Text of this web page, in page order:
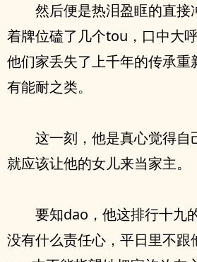
然后便是热泪盈眶的直接
着牌位磕了几个tou，口中大
他们家丢失了上千年的传承重
有能耐之类。
这一刻，他是真心觉得自
就应该让他的女儿来当家主。
要知dao，他这排行十九
没有什么责任心，平日里不跟